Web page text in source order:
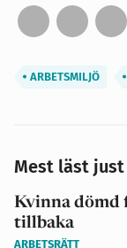
ARBETSMILJÖ
Mest läst just
Kvinna dömd
tillbaka
ARBETSRÄTT